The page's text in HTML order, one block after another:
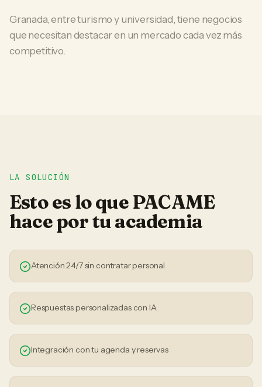
Granada, entre turismo y universidad, tiene negocios
que necesitan destacar en un mercado cada vez más
competitivo.
LA SOLUCIÓN
Esto es lo que PACAME
hace por tuacademia
Atención 24/7 sin contratar personal
Respuestas personalizadas con IA
Integración con tu agenda y reservas